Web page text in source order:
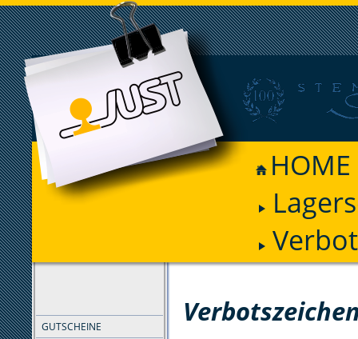
HOME
GUTSCHEINE